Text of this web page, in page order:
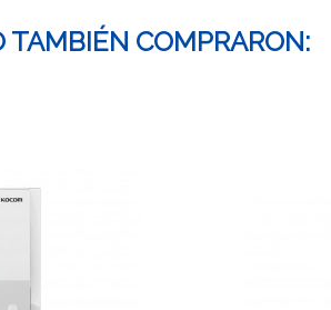
TAMBIÉN COMPRARON: